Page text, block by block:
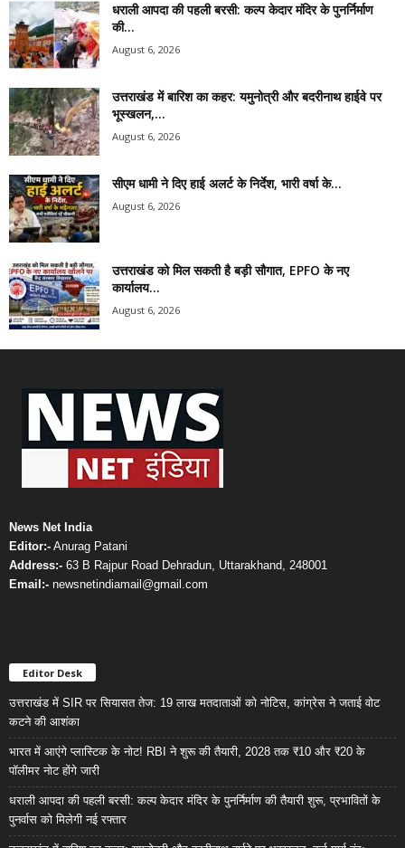
धराली आपदा की पहली बरसी: कल्प केदार मंदिर के पुनर्निर्माण
की...
August 6, 2026
उत्तराखंड में बारिश का कहर: यमुनोत्री और बदरीनाथ हाईवे पर
भूस्खलन,...
August 6, 2026
सीएम धामी ने दिए हाई अलर्ट के निर्देश, भारी वर्षा के...
August 6, 2026
उत्तराखंड को मिल सकती है बड़ी सौगात, EPFO के नए
कार्यालय...
August 6, 2026
News Net India
Editor:- Anurag Patani
Address:- 63 B Rajpur Road Dehradun, Uttarakhand, 248001
Email:- newsnetindiamail@gmail.com
Editor Desk
उत्तराखंड में SIR पर सियासत तेज: 19 लाख मतदाताओं को नोटिस, कांग्रेस ने जताई वोट
कटने की आशंका
भारत में आएंगे प्लास्टिक के नोट! RBI ने शुरू की तैयारी, 2028 तक ₹10 और ₹20 के
पॉलीमर नोट होंगे जारी
धराली आपदा की पहली बरसी: कल्प केदार मंदिर के पुनर्निर्माण की तैयारी शुरू, प्रभावितों के
पुनर्वास को मिलेगी नई रफ्तार